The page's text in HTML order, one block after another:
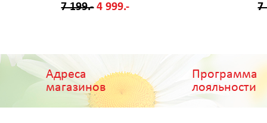
7 199.- 4 999.- 7
Адреса
магазинов
Программа
лояльности